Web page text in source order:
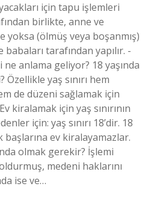
için tapu işlemleri
birlikte, anne ve
yoksa (ölmüş veya boşanmış)
tarafından yapılır. -
anlama geliyor? 18 yaşında
yaş sınırı hem
de düzeni sağlamak için
kiralamak için yaş sınırının
için: yaş sınırı 18’dir. 18
başlarına ev kiralayamazlar.
olmak gerekir? İşlemi
medeni haklarını
ise ve…